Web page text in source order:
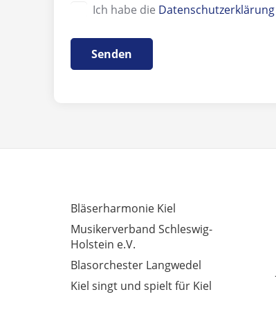
Ich habe die Datenschutzerklärung
Bläserharmonie Kiel
Musikerverband Schleswig-
Holstein e.V.
Blasorchester Langwedel
Kiel singt und spielt für Kiel